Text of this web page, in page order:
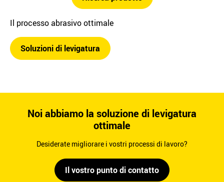
Il processo abrasivo ottimale
Soluzioni di levigatura
Noi abbiamo la soluzione di levigatura
ottimale
Desiderate migliorare i vostri processi di lavoro?
Il vostro punto di contatto